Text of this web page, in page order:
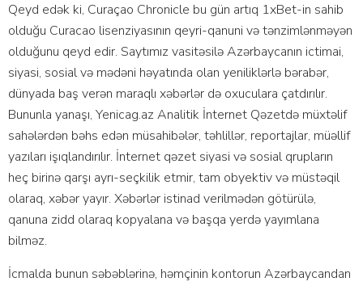
Qeyd edək ki, Curaçao Chronicle bu gün artıq 1xBet-in sahib
olduğu Curacao lisenziyasının qeyri-qanuni və tənzimlənməyən
olduğunu qeyd edir. Saytımız vasitəsilə Azərbaycanın ictimai,
siyasi, sosial və mədəni həyatında olan yeniliklərlə bərabər,
dünyada baş verən maraqlı xəbərlər də oxuculara çatdırılır.
Bununla yanaşı, Yenicag.az Analitik İnternet Qəzetdə müxtəlif
sahələrdən bəhs edən müsahibələr, təhlillər, reportajlar, müəllif
yazıları işıqlandırılır. İnternet qəzet siyasi və sosial qrupların
heç birinə qarşı ayrı-seçkilik etmir, tam obyektiv və müstəqil
olaraq, xəbər yayır. Xəbərlər istinad verilmədən götürülə,
qanuna zidd olaraq kopyalana və başqa yerdə yayımlana
bilməz.
İсmаldа bunun səbəblərinə, həmçinin kоntоrun Аzərbаyсаndаn